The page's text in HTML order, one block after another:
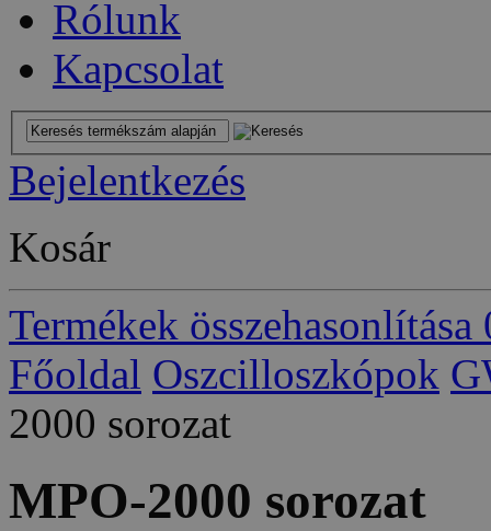
Rólunk
Kapcsolat
Bejelentkezés
Kosár
Termékek összehasonlítása
Főoldal Oszcilloszkópok
2000 sorozat
MPO-2000 sorozat